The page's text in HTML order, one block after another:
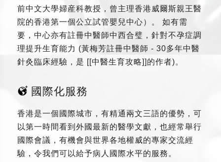
前中文大學婦産科教授，曾主理香港威爾斯親王醫
院的香港第一個公立試管嬰兒中心）。 如有需
要，中心亦有註冊中醫師中西合璧，針對不孕症調
理提升生育能力 (黃梅芳註冊中醫師 - 30多年中醫
針灸臨床經驗，是 [[中醫生育攻略]]的作者)。
國際化服務
香港是一個國際城市，有精通兩文三語的優勢，可
以第一時間看到外國最新的醫學文獻，也經常舉行
國際會議，有機會與世界各地權威的專家交流經
驗，令我們可以給予病人國際水平的服務。